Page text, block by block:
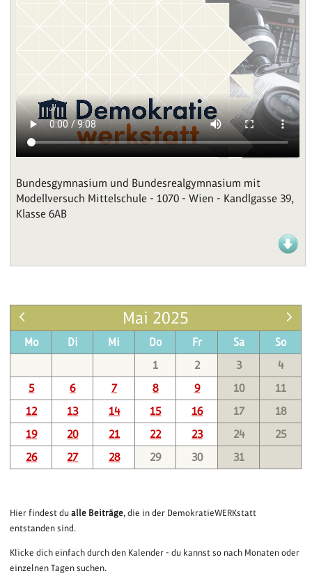
Bundesgymnasium und Bundesrealgymnasium mit
Modellversuch Mittelschule - 1070 - Wien - Kandlgasse 39,
Klasse 6AB
Mai 2025
Mo Di Mi Do Fr Sa
So
1
2 3
4
5
6 7 8 9 10
11
12
13 14 15 16 17
18
19
20 21 22 23 24
25
26
27 28 29 30 31
Hier findest dualle Beiträge, die in der DemokratieWERKstatt
entstanden sind.
Klicke dich einfach durch den Kalender - du kannst so nach Monaten oder
einzelnen Tagen suchen.